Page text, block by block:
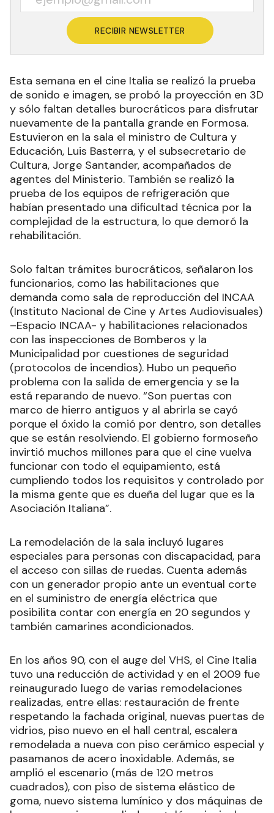
RECIBIR NEWSLETTER
Esta semana en el cine Italia se realizó la prueba
de sonido e imagen, se probó la proyección en 3D
y sólo faltan detalles burocráticos para disfrutar
nuevamente de la pantalla grande en Formosa.
Estuvieron en la sala el ministro de Cultura y
Educación, Luis Basterra, y el subsecretario de
Cultura, Jorge Santander, acompañados de
agentes del Ministerio. También se realizó la
prueba de los equipos de refrigeración que
habían presentado una dificultad técnica por la
complejidad de la estructura, lo que demoró la
rehabilitación.
Solo faltan trámites burocráticos, señalaron los
funcionarios, como las habilitaciones que
demanda como sala de reproducción del INCAA
(Instituto Nacional de Cine y Artes Audiovisuales)
–Espacio INCAA- y habilitaciones relacionados
con las inspecciones de Bomberos y la
Municipalidad por cuestiones de seguridad
(protocolos de incendios). Hubo un pequeño
problema con la salida de emergencia y se la
está reparando de nuevo. “Son puertas con
marco de hierro antiguos y al abrirla se cayó
porque el óxido la comió por dentro, son detalles
que se están resolviendo. El gobierno formoseño
invirtió muchos millones para que el cine vuelva
funcionar con todo el equipamiento, está
cumpliendo todos los requisitos y controlado por
la misma gente que es dueña del lugar que es la
Asociación Italiana”.
La remodelación de la sala incluyó lugares
especiales para personas con discapacidad, para
el acceso con sillas de ruedas. Cuenta además
con un generador propio ante un eventual corte
en el suministro de energía eléctrica que
posibilita contar con energía en 20 segundos y
también camarines acondicionados.
En los años 90, con el auge del VHS, el Cine Italia
tuvo una reducción de actividad y en el 2009 fue
reinaugurado luego de varias remodelaciones
realizadas, entre ellas: restauración de frente
respetando la fachada original, nuevas puertas de
vidrios, piso nuevo en el hall central, escalera
remodelada a nueva con piso cerámico especial y
pasamanos de acero inoxidable. Además, se
amplió el escenario (más de 120 metros
cuadrados), con piso de sistema elástico de
goma, nuevo sistema lumínico y dos máquinas de